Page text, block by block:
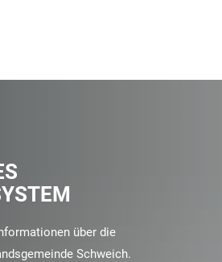
über die
Schweich.